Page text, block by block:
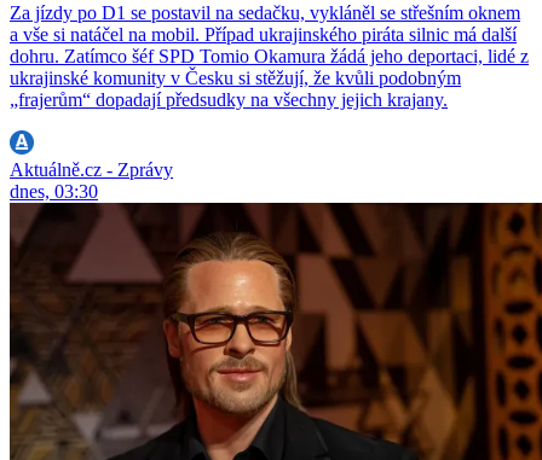
Za jízdy po D1 se postavil na sedačku, vykláněl se střešním oknem
a vše si natáčel na mobil. Případ ukrajinského piráta silnic má další
dohru. Zatímco šéf SPD Tomio Okamura žádá jeho deportaci, lidé z
ukrajinské komunity v Česku si stěžují, že kvůli podobným
„frajerům“ dopadají předsudky na všechny jejich krajany.
Aktuálně.cz - Zprávy
dnes, 03:30